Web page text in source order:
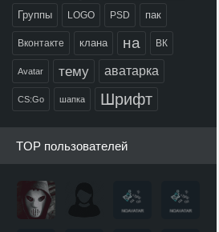
Группы LOGO PSD пак
Вконтакте клана на ВК
Avatar тему аватарка
CS:Go шапка Шрифт
TOP пользователей